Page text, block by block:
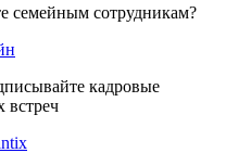
семейным сотрудникам?
кадровые
встреч